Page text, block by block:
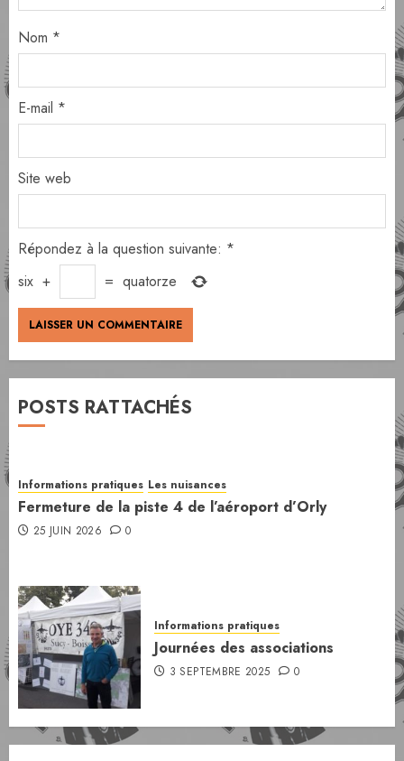
Nom *
E-mail *
Site web
Répondez à la question suivante: *
six + = quatorze
POSTS RATTACHÉS
Informations pratiques Les nuisances
Fermeture de la piste 4 de l’aéroport d’Orly
25 JUIN 2026 0
Informations pratiques
Journées des associations
3 SEPTEMBRE 2025 0